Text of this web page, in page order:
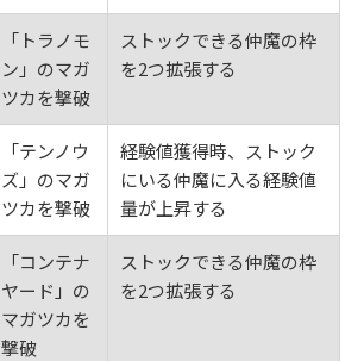
「トラノモ
ン」のマガ
ツカを撃破
ストックできる仲魔の枠
を2つ拡張する
「テンノウ
ズ」のマガ
ツカを撃破
経験値獲得時、ストック
にいる仲魔に入る経験値
量が上昇する
「コンテナ
ヤード」の
マガツカを
撃破
ストックできる仲魔の枠
を2つ拡張する